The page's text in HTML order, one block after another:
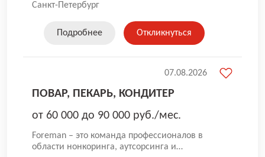
всей России. В работе нашей компании
Если вы не нашли подходящую вакансию, то
все равно можете прислать свое резюме и
Санкт-Петербург
Подробнее Откликнуться
ПОВАР, ПЕКАРЬ, КОНДИТЕР
от 60 000 до 90 000 руб./мес.
Foreman – это команда профессионалов в
области нонкоринга, аутсорсинга и
07.08.2026